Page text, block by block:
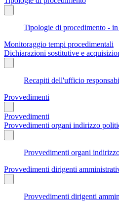
Tipologie di procedimento -
Monitoraggio tempi procedimentali
Dichiarazioni sostitutive e
Recapiti dell'ufficio
Provvedimenti
Provvedimenti
Provvedimenti organi indirizzo
Provvedimenti organi
Provvedimenti dirigenti
Provvedimenti dirigenti